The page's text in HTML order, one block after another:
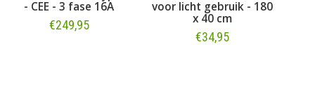
- CEE - 3 fase 16A
€249,95
voor licht gebruik - 180
x 40 cm
€34,95